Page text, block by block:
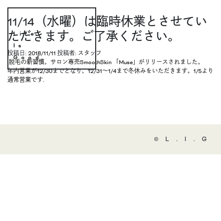
Life
Is
Good
11/14（水曜）は臨時休業とさせてい
ただきます。ご了承ください。
投稿日: 2018/11/11 投稿者: スタッフ
投稿ナビゲーション
脱毛の新習慣。サロン専売SmoothSkin 「Muse」がリリースされました。
年内営業が12/30までとなり、12/31〜1/4まで冬休みをいただきます。1/5より
通常営業です.
©️L.I.G